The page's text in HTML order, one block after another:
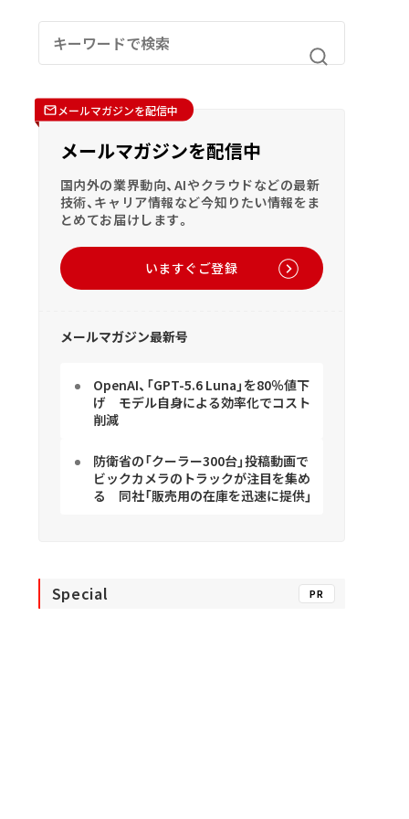
メールマガジンを配信中
メールマガジンを配信中
国内外の業界動向、AIやクラウドなどの最新
技術、キャリア情報など今知りたい情報をま
とめてお届けします。
いますぐご登録
メールマガジン最新号
OpenAI、「GPT-5.6 Luna」を80％値下
げ モデル自身による効率化でコスト
削減
防衛省の「クーラー300台」投稿動画で
ビックカメラのトラックが注目を集め
る 同社「販売用の在庫を迅速に提供」
Special PR